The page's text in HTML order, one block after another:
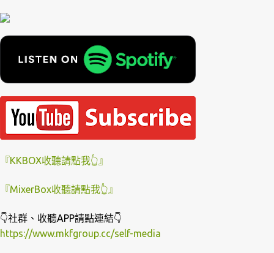
『KKBOX收聽請點我👆』
『MixerBox收聽請點我👆』
👇社群、收聽APP請點連結👇
https://www.mkfgroup.cc/self-media